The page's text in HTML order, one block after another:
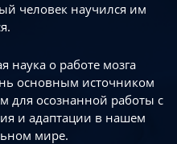
человек научился им
наука о работе мозга
основным источником
для осознанной работы с
и адаптации в нашем
мире.